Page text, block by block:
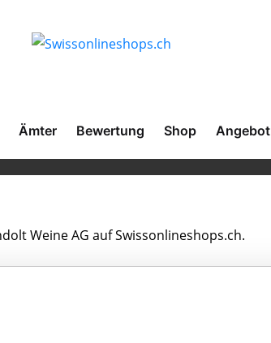
Ämter Bewertung Shop Angebot
Weine AG auf Swissonlineshops.ch.